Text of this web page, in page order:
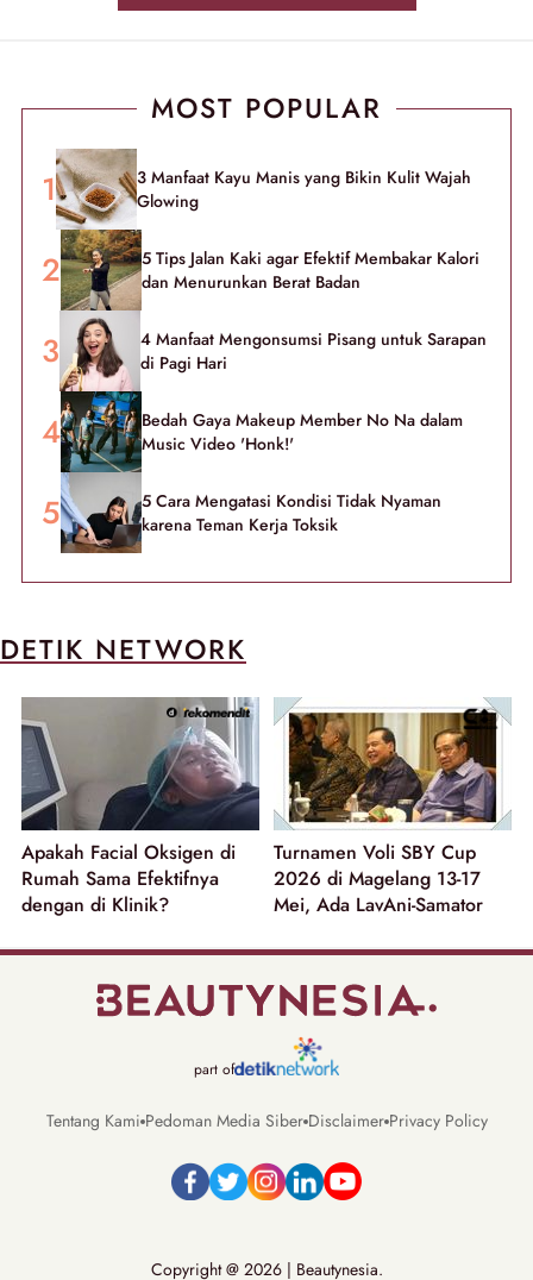
MOST POPULAR
3 Manfaat Kayu Manis yang Bikin Kulit Wajah
Glowing
5 Tips Jalan Kaki agar Efektif Membakar Kalori
dan Menurunkan Berat Badan
4 Manfaat Mengonsumsi Pisang untuk Sarapan
di Pagi Hari
Bedah Gaya Makeup Member No Na dalam
Music Video 'Honk!'
5 Cara Mengatasi Kondisi Tidak Nyaman
karena Teman Kerja Toksik
DETIK NETWORK
Apakah Facial Oksigen di
Rumah Sama Efektifnya
dengan di Klinik?
Turnamen Voli SBY Cup
2026 di Magelang 13-17
Mei, Ada LavAni-Samator
part of
Tentang Kami Pedoman Media Siber Disclaimer Privacy Policy
Copyright @ 2026 | Beautynesia.